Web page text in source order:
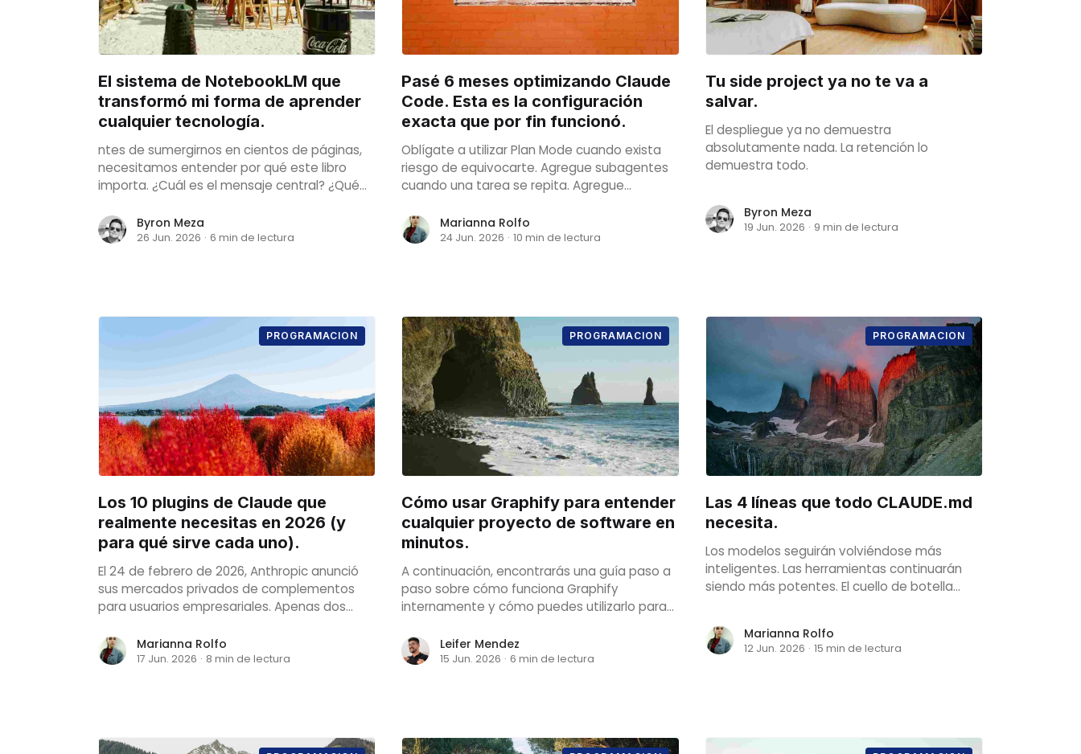
El sistema de NotebookLM que
transformó mi forma de aprender
cualquier tecnología.
ntes de sumergirnos en cientos de páginas,
necesitamos entender por qué este libro
importa. ¿Cuál es el mensaje central? ¿Qué
de infografía brilla.
Byron Meza
26 Jun. 2026 · 6 min de lectura
Pasé 6 meses optimizando Claude
Code. Esta es la configuración
exacta que por fin funcionó.
Oblígate a utilizar Plan Mode cuando exista
riesgo de equivocarte. Agregue subagentes
cuando una tarea se repita. Agregue
Marianna Rolfo
24 Jun. 2026 · 10 min de lectura
Tu side project ya no te va a
salvar.
El despliegue ya no demuestra
absolutamente nada. La retención lo
demuestra todo.
Byron Meza
19 Jun. 2026 · 9 min de lectura
PROGRAMACION
Los 10 plugins de Claude que
realmente necesitas en 2026 (y
para qué sirve cada uno).
El 24 de febrero de 2026, Anthropic anunció
sus mercados privados de complementos
para usuarios empresariales. Apenas dos
publicado más de 1.000 servidores MCP que
extienden el horizonte de Claude mucho más
Marianna Rolfo
17 Jun. 2026 · 8 min de lectura
PROGRAMACION
Cómo usar Graphify para entender
cualquier proyecto de software en
minutos.
A continuación, encontrarás una guía paso a
paso sobre cómo funciona Graphify
internamente y cómo puedes utilizarlo para
veces.Leifer Mendez
15 Jun. 2026 · 6 min de lectura
PROGRAMACION
Las 4 líneas que todo CLAUDE.md
necesita.
Los modelos seguirán volviéndose más
inteligentes. Las herramientas continuarán
siendo más potentes. El cuello de botella
los modelos aprendan a gestionar su propio
criterio.Marianna Rolfo
12 Jun. 2026 · 15 min de lectura